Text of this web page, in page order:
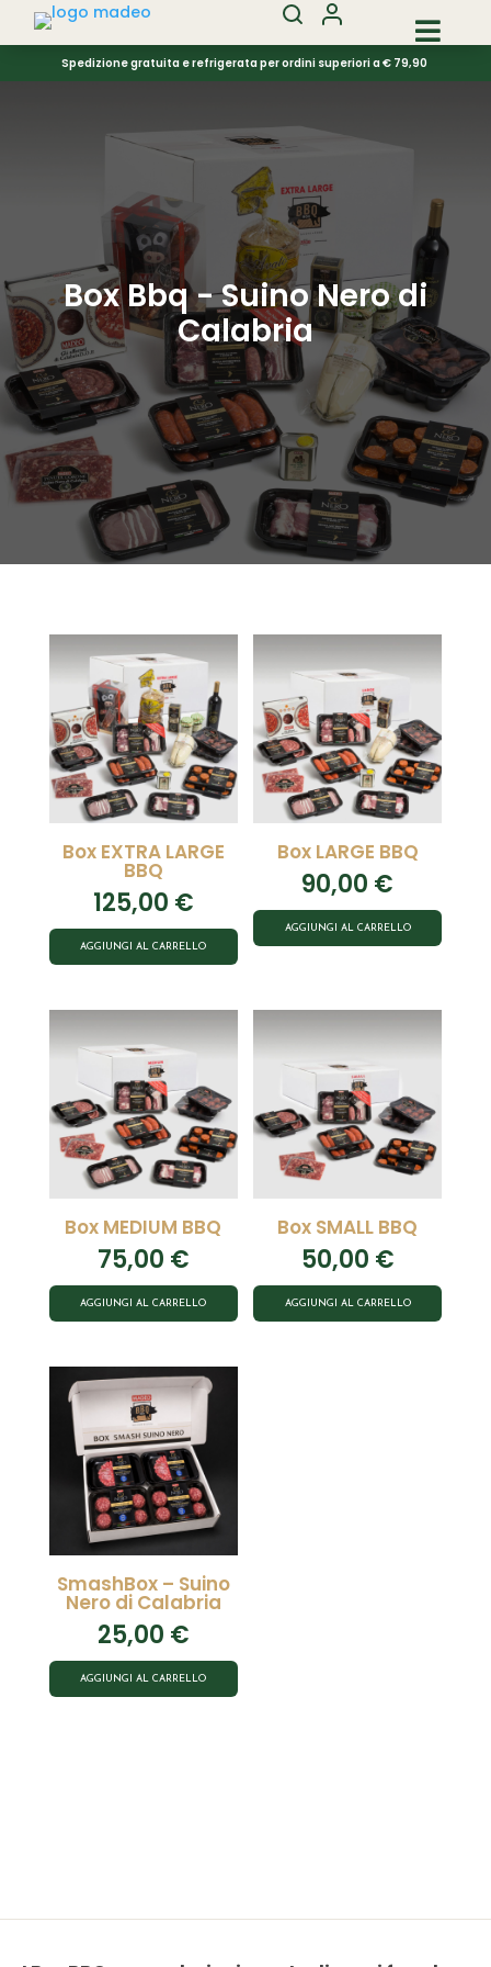

Spedizione gratuita e refrigerata per ordini superiori a € 79,90
Box Bbq - Suino Nero di
Calabria
Box EXTRA LARGE
BBQ
125,00 €
AGGIUNGI AL CARRELLO
Box LARGE BBQ
90,00 €
AGGIUNGI AL CARRELLO
Box MEDIUM BBQ
75,00 €
AGGIUNGI AL CARRELLO
Box SMALL BBQ
50,00 €
AGGIUNGI AL CARRELLO
SmashBox – Suino
Nero di Calabria
25,00 €
AGGIUNGI AL CARRELLO